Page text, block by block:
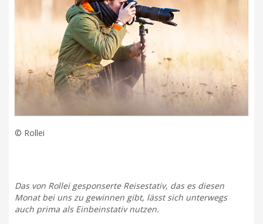
© Rollei
Das von Rollei gesponserte Reisestativ, das es diesen
Monat bei uns zu gewinnen gibt, lässt sich unterwegs
auch prima als Einbeinstativ nutzen.